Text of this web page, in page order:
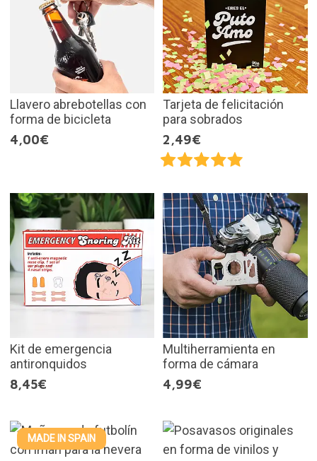
Llavero abrebotellas con
forma de bicicleta
4,00€
Tarjeta de felicitación
para sobrados
2,49€
Kit de emergencia
antironquidos
8,45€
Multiherramienta en
forma de cámara
4,99€
MADE IN SPAIN